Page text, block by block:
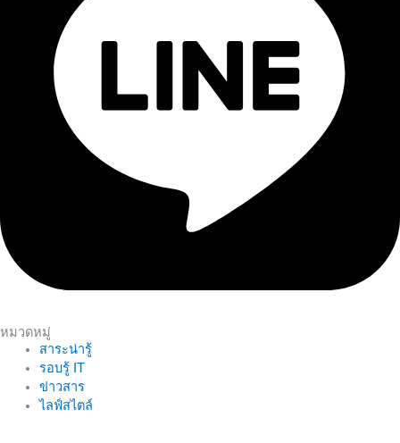
หมวดหมู่
สาระน่ารู้
รอบรู้ IT
ข่าวสาร
ไลฟ์สไตล์